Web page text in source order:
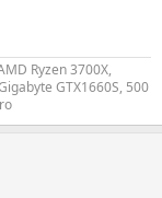
Ryzen 3700X,
GTX1660S, 500